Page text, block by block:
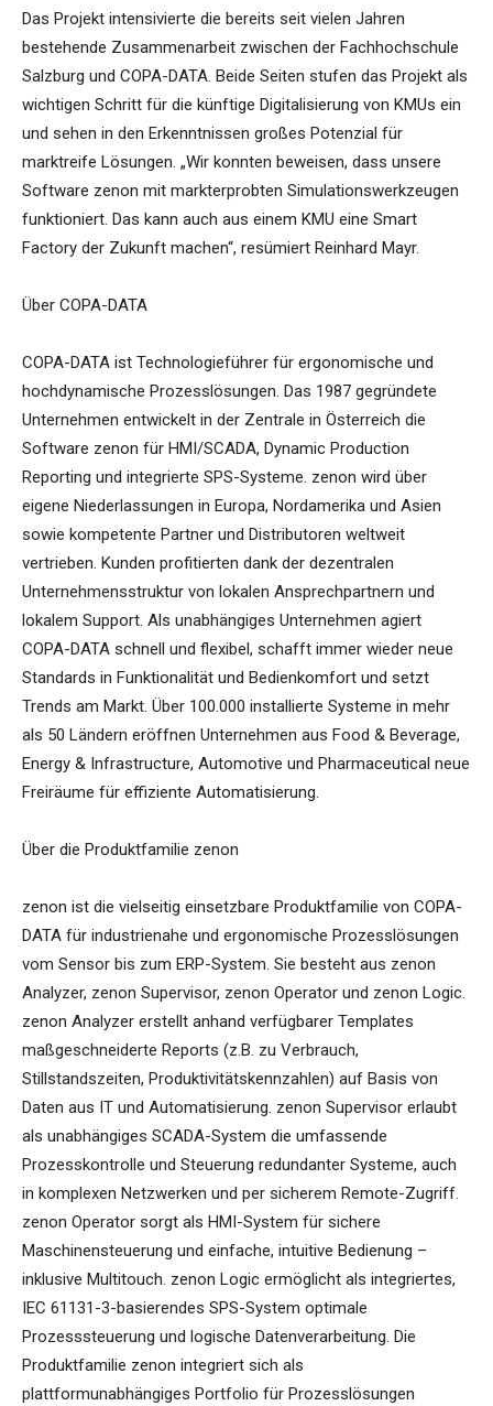
Das Projekt intensivierte die bereits seit vielen Jahren
bestehende Zusammenarbeit zwischen der Fachhochschule
Salzburg und COPA-DATA. Beide Seiten stufen das Projekt als
wichtigen Schritt für die künftige Digitalisierung von KMUs ein
und sehen in den Erkenntnissen großes Potenzial für
marktreife Lösungen. „Wir konnten beweisen, dass unsere
Software zenon mit markterprobten Simulationswerkzeugen
funktioniert. Das kann auch aus einem KMU eine Smart
Factory der Zukunft machen“, resümiert Reinhard Mayr.
Über COPA-DATA
COPA-DATA ist Technologieführer für ergonomische und
hochdynamische Prozesslösungen. Das 1987 gegründete
Unternehmen entwickelt in der Zentrale in Österreich die
Software zenon für HMI/SCADA, Dynamic Production
Reporting und integrierte SPS-Systeme. zenon wird über
eigene Niederlassungen in Europa, Nordamerika und Asien
sowie kompetente Partner und Distributoren weltweit
vertrieben. Kunden profitierten dank der dezentralen
Unternehmensstruktur von lokalen Ansprechpartnern und
lokalem Support. Als unabhängiges Unternehmen agiert
COPA-DATA schnell und flexibel, schafft immer wieder neue
Standards in Funktionalität und Bedienkomfort und setzt
Trends am Markt. Über 100.000 installierte Systeme in mehr
als 50 Ländern eröffnen Unternehmen aus Food & Beverage,
Energy & Infrastructure, Automotive und Pharmaceutical neue
Freiräume für effiziente Automatisierung.
Über die Produktfamilie zenon
zenon ist die vielseitig einsetzbare Produktfamilie von COPA-
DATA für industrienahe und ergonomische Prozesslösungen
vom Sensor bis zum ERP-System. Sie besteht aus zenon
Analyzer, zenon Supervisor, zenon Operator und zenon Logic.
zenon Analyzer erstellt anhand verfügbarer Templates
maßgeschneiderte Reports (z.B. zu Verbrauch,
Stillstandszeiten, Produktivitätskennzahlen) auf Basis von
Daten aus IT und Automatisierung. zenon Supervisor erlaubt
als unabhängiges SCADA-System die umfassende
Prozesskontrolle und Steuerung redundanter Systeme, auch
in komplexen Netzwerken und per sicherem Remote-Zugriff.
zenon Operator sorgt als HMI-System für sichere
Maschinensteuerung und einfache, intuitive Bedienung –
inklusive Multitouch. zenon Logic ermöglicht als integriertes,
IEC 61131-3-basierendes SPS-System optimale
Prozesssteuerung und logische Datenverarbeitung. Die
Produktfamilie zenon integriert sich als
plattformunabhängiges Portfolio für Prozesslösungen